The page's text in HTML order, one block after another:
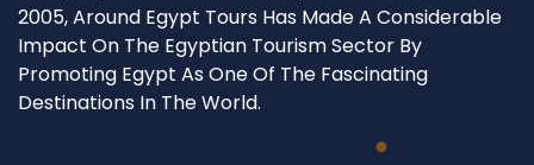
2005, Around Egypt Tours Has Made A Considerable
Impact On The Egyptian Tourism Sector By
Promoting Egypt As One Of The Fascinating
Destinations In The World.